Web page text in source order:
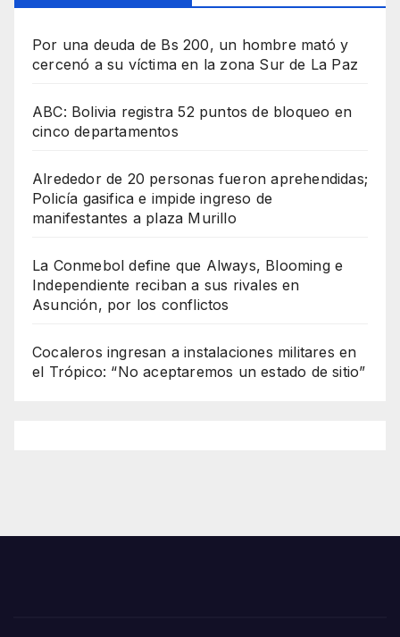
Por una deuda de Bs 200, un hombre mató y
cercenó a su víctima en la zona Sur de La Paz
ABC: Bolivia registra 52 puntos de bloqueo en
cinco departamentos
Alrededor de 20 personas fueron aprehendidas;
Policía gasifica e impide ingreso de
manifestantes a plaza Murillo
La Conmebol define que Always, Blooming e
Independiente reciban a sus rivales en
Asunción, por los conflictos
Cocaleros ingresan a instalaciones militares en
el Trópico: “No aceptaremos un estado de sitio”